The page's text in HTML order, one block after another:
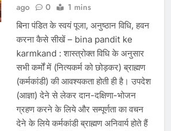
ago
0 1 mins
बिना पंडित के स्वयं पूजा, अनुष्ठान विधि, हवन
करना कैसे सीखें – bina pandit ke
karmkand : शास्त्रोक्त विधि के अनुसार
सभी कर्मों में (नित्यकर्म को छोड़कर) ब्राह्मण
(कर्मकांडी) की आवश्यकता होती ही है। उपदेश
(आज्ञा) देने से लेकर दान-दक्षिणा-भोजन
ग्रहण करने के लिये और सम्पूर्णता का वचन
देने के लिये कर्मकांडी ब्राह्मण अनिवार्य होते हैं